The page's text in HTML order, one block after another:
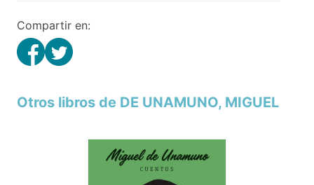
Compartir en:
Otros libros de DE UNAMUNO, MIGUEL